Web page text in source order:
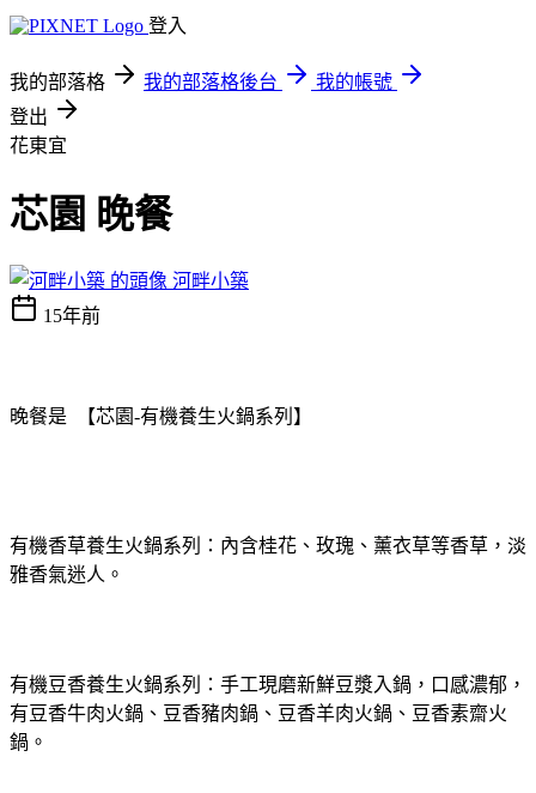
登入
我的部落格 我的部落格後台
我的帳號
登出
花東宜
芯園 晚餐
河畔小築
15年前
晚餐是 【芯園-有機養生火鍋系列 】
有機香草養生火鍋系列：內含桂花、玫瑰、薰衣草等香草，淡
雅香氣迷人。
有機豆香養生火鍋系列： 手工現磨新鮮豆漿入鍋，口感濃郁，
有豆香牛肉火鍋、豆香豬肉鍋、豆香羊肉火鍋、 豆香素齋火
鍋。